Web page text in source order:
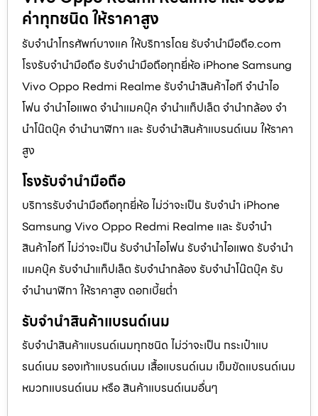
ค่าทุกชนิด ให้ราคาสูง
รับจำนำโทรศัพท์บางแค ให้บริการโดย รับจํานํามือถือ.com
โรงรับจำนำมือถือ รับจำนำมือถือทุกยี่ห้อ iPhone Samsung
Vivo Oppo Redmi Realme รับจำนำสินค้าไอที จำนำไอ
โฟน จำนำไอแพด จำนำแมคบุ๊ค จำนำแท็ปเล็ต จำนำกล้อง จำ
นำโน๊ตบุ๊ค จำนำนาฬิกา และ รับจำนำสินค้าแบรนด์เนม ให้ราคา
สูง
โรงรับจำนำมือถือ
บริการรับจำนำมือถือทุกยี่ห้อ ไม่ว่าจะเป็น รับจำนำ iPhone
Samsung Vivo Oppo Redmi Realme และ รับจำนำ
สินค้าไอที ไม่ว่าจะเป็น รับจำนำไอโฟน รับจำนำไอแพด รับจำนำ
แมคบุ๊ค รับจำนำแท็ปเล็ต รับจำนำกล้อง รับจำนำโน๊ตบุ๊ค รับ
จำนำนาฬิกา ให้ราคาสูง ดอกเบี้ยต่ำ
รับจำนำสินค้าแบรนด์เนม
รับจำนำสินค้าแบรนด์เนมทุกชนิด ไม่ว่าจะเป็น กระเป๋าแบ
รนด์เนม รองเท้าแบรนด์เนม เสื้อแบรนด์เนม เข็มขัดแบรนด์เนม
หมวกแบรนด์เนม หรือ สินค้าแบรนด์เนมอื่นๆ